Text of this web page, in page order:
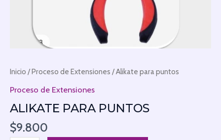
Inicio /Proceso de Extensiones / Alikate para puntos
Proceso de Extensiones
ALIKATE PARA PUNTOS
$9.800